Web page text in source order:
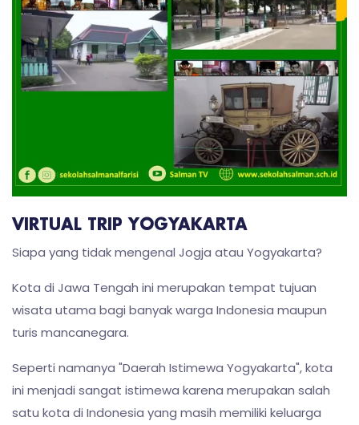
VIRTUAL TRIP YOGYAKARTA
Siapa yang tidak mengenal Jogja atau Yogyakarta?
Kota di Jawa Tengah ini merupakan tempat tujuan
wisata utama bagi banyak warga Indonesia maupun
turis mancanegara.
Seperti namanya "Daerah Istimewa Yogyakarta", kota
ini menjadi sangat istimewa karena merupakan salah
satu kota di Indonesia yang masih memiliki keluarga